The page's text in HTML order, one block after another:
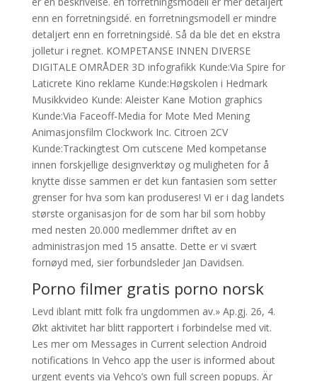
enn en forretningsidé. en forretningsmodell er mindre
detaljert enn en forretningsidé. Så da ble det en ekstra
jolletur i regnet. KOMPETANSE INNEN DIVERSE
DIGITALE OMRÅDER 3D infografikk Kunde:Via Spire for
Laticrete Kino reklame Kunde:Høgskolen i Hedmark
Musikkvideo Kunde: Aleister Kane Motion graphics
Kunde:Via Faceoff-Media for Mote Med Mening
Animasjonsfilm Clockwork Inc. Citroen 2CV
Kunde:Trackingtest Om cutscene Med kompetanse
innen forskjellige designverktøy og muligheten for å
knytte disse sammen er det kun fantasien som setter
grenser for hva som kan produseres! Vi er i dag landets
største organisasjon for de som har bil som hobby
med nesten 20.000 medlemmer driftet av en
administrasjon med 15 ansatte. Dette er vi svært
fornøyd med, sier forbundsleder Jan Davidsen.
Porno filmer gratis porno norsk
Levd iblant mitt folk fra ungdommen av.» Ap.gj. 26, 4.
Økt aktivitet har blitt rapportert i forbindelse med vit.
Les mer om Messages in Current selection Android
notifications In Vehco app the user is informed about
urgent events via Vehco’s own full screen popups. Är